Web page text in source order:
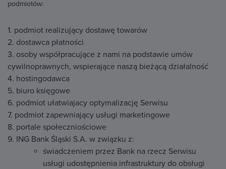
podmiotów:
1. podmiot realizujący dostawę towarów
2. dostawca płatności
3. osoby współpracujące z nami na podstawie umów
cywilnoprawnych, wspierające naszą bieżącą działalność
4. hostingodawca
5. biuro księgowe
6. podmiot ułatwiajacy optymalizację Serwisu
7. podmiot zapewniający usługi marketingowe
8. portale społeczniościowe
9. ING Bank Śląski S.A. w związku z:
świadczeniem przez Bank na rzecz Serwisu
usługi udostępnienia infrastruktury do obsługi